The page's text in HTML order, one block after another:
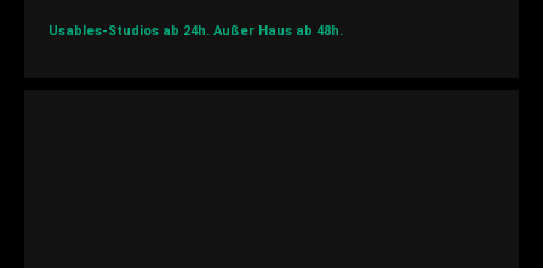
Usables-Studios ab 24h. Außer Haus ab 48h.